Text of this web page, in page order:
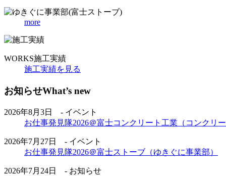
more
WORKS施工実績
施工実績を見る
お知らせWhat’s new
2026年8月3日 - イベント
お仕事発見隊2026＠富士コンクリート工業（コンクリー
2026年7月27日 - イベント
お仕事発見隊2026＠富士ストーブ（ゆきぐに事業部）
2026年7月24日 - お知らせ